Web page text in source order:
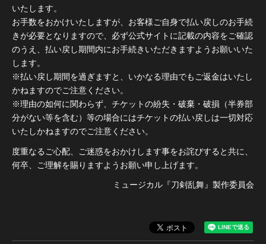
いたします。
お手数をおかけいたしますが、お客様ご自身で払い戻しのお手続
きが必要となりますので、必ず公式サイトに記載の内容をご確認
のうえ、払い戻し期間内にお手続きいただきますようお願いいた
します。
※払い戻し期間を過ぎますと、いかなる理由でもご返金はいたし
かねますのでご注意ください。
※理由の如何に関わらず、チケットの紛失・破棄・破損（半券部
分がない等を含む）等の場合にはチケットの払い戻しは一切対応
いたしかねますのでご注意ください。
度重なるご心配、ご迷惑をおかけします事をお詫びすると共に、
何卒、ご理解を賜りますようお願い申し上げます。
ミュージカル『刀剣乱舞』製作委員会